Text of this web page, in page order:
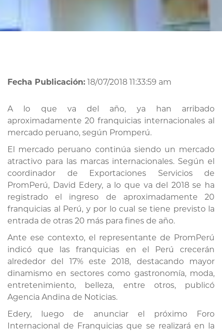
Fecha Publicación: 18/07/2018 11:33:59 am
A lo que va del año, ya han arribado
aproximadamente 20 franquicias internacionales al
mercado peruano, según Promperú.
El mercado peruano continúa siendo un mercado
atractivo para las marcas internacionales. Según el
coordinador de Exportaciones Servicios de
PromPerú, David Edery, a lo que va del 2018 se ha
registrado el ingreso de aproximadamente 20
franquicias al Perú, y por lo cual se tiene previsto la
entrada de otras 20 más para fines de año.
Ante ese contexto, el representante de PromPerú
indicó que las franquicias en el Perú crecerán
alrededor del 17% este 2018, destacando mayor
dinamismo en sectores como gastronomía, moda,
entretenimiento, belleza, entre otros, publicó
Agencia Andina de Noticias.
Edery, luego de anunciar el próximo Foro
Internacional de Franquicias que se realizará en la